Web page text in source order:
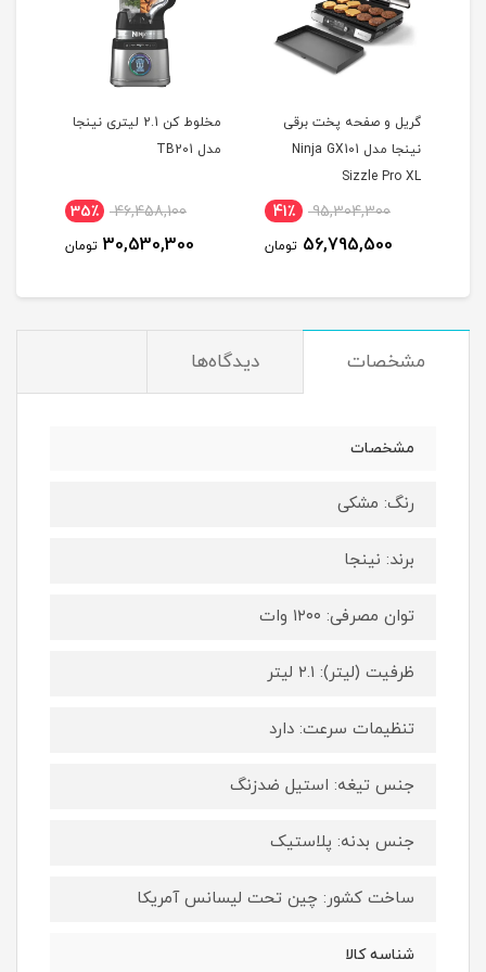
گریل و صفحه پخت برقی
نینجا مدل Ninja GX101
Sizzle Pro XL
95,304,300 41٪
56,795,500 تومان
مخلوط کن 2.1 لیتری نینجا
مدل TB201
46,458,100 35٪
30,530,300 تومان
مشخصات دیدگاه‌ها
مشخصات
رنگ: مشکی
برند: نینجا
توان مصرفی: ۱۲۰۰ وات
ظرفیت (لیتر): ۲.۱ لیتر
تنظیمات سرعت: دارد
جنس تیغه: استیل ضدزنگ
جنس بدنه: پلاستیک
ساخت کشور: چین تحت لیسانس آمریکا
شناسه کالا